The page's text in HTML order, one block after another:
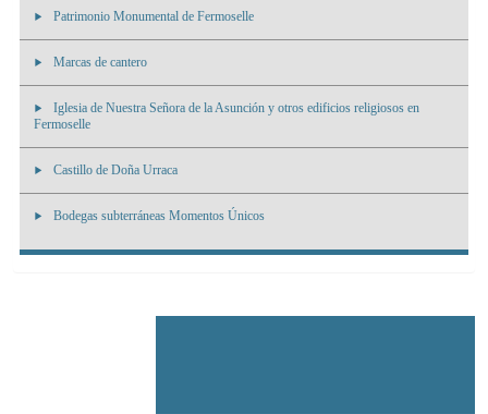
Patrimonio Monumental de Fermoselle
Marcas de cantero
Iglesia de Nuestra Señora de la Asunción y otros edificios religiosos en
Fermoselle
Castillo de Doña Urraca
Bodegas subterráneas Momentos Únicos